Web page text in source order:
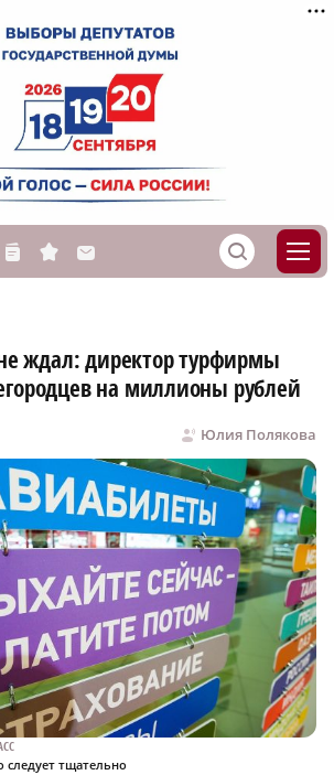
n s M S
ждал: директор турфирмы
на миллионы рублей
Юлия Полякова
следует тщательно